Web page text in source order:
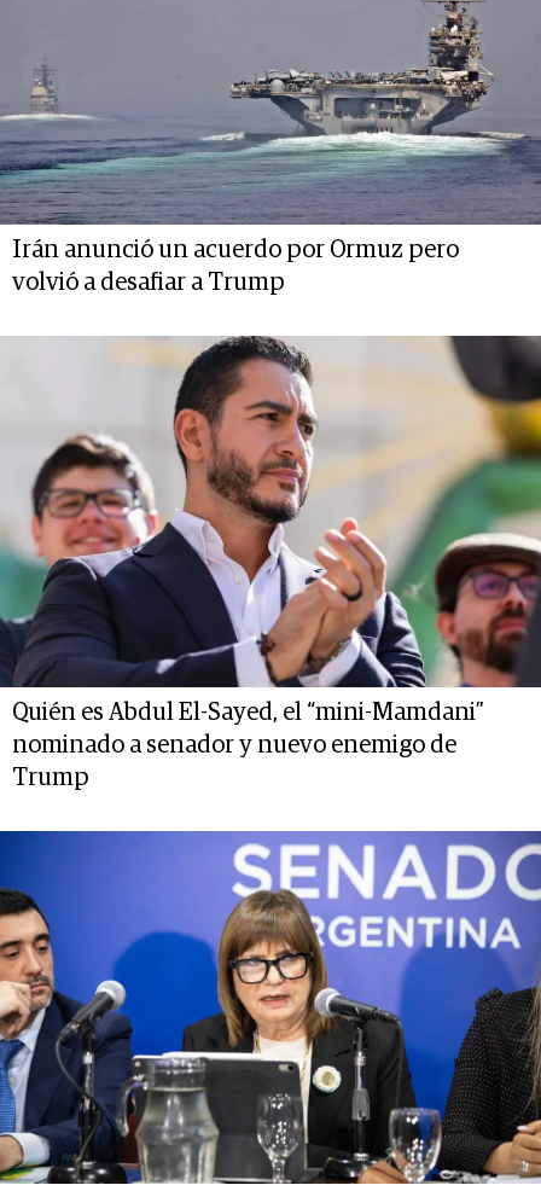
Irán anunció un acuerdo por Ormuz pero
volvió a desafiar a Trump
Quién es Abdul El-Sayed, el “mini-Mamdani”
nominado a senador y nuevo enemigo de
Trump